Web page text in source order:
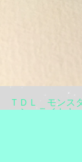
ＴＤＬ モンス
ッシュライトキ